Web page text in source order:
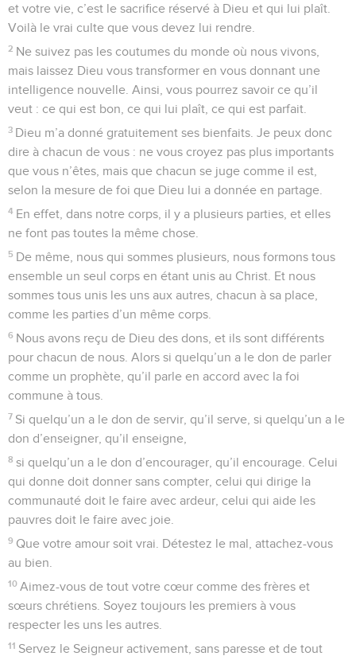
et votre vie, c’est le sacrifice réservé à Dieu et qui lui plaît.
Voilà le vrai culte que vous devez lui rendre.
2 Ne suivez pas les coutumes du monde où nous vivons,
mais laissez Dieu vous transformer en vous donnant une
intelligence nouvelle. Ainsi, vous pourrez savoir ce qu’il
veut : ce qui est bon, ce qui lui plaît, ce qui est parfait.
3 Dieu m’a donné gratuitement ses bienfaits. Je peux donc
dire à chacun de vous : ne vous croyez pas plus importants
que vous n’êtes, mais que chacun se juge comme il est,
selon la mesure de foi que Dieu lui a donnée en partage.
4 En effet, dans notre corps, il y a plusieurs parties, et elles
ne font pas toutes la même chose.
5 De même, nous qui sommes plusieurs, nous formons tous
ensemble un seul corps en étant unis au Christ. Et nous
sommes tous unis les uns aux autres, chacun à sa place,
comme les parties d’un même corps.
6 Nous avons reçu de Dieu des dons, et ils sont différents
pour chacun de nous. Alors si quelqu’un a le don de parler
comme un prophète, qu’il parle en accord avec la foi
commune à tous.
7 Si quelqu’un a le don de servir, qu’il serve, si quelqu’un a le
don d’enseigner, qu’il enseigne,
8 si quelqu’un a le don d’encourager, qu’il encourage. Celui
qui donne doit donner sans compter, celui qui dirige la
communauté doit le faire avec ardeur, celui qui aide les
pauvres doit le faire avec joie.
9 Que votre amour soit vrai. Détestez le mal, attachez-vous
au bien.
10 Aimez-vous de tout votre cœur comme des frères et
sœurs chrétiens. Soyez toujours les premiers à vous
respecter les uns les autres.
11 Servez le Seigneur activement, sans paresse et de tout